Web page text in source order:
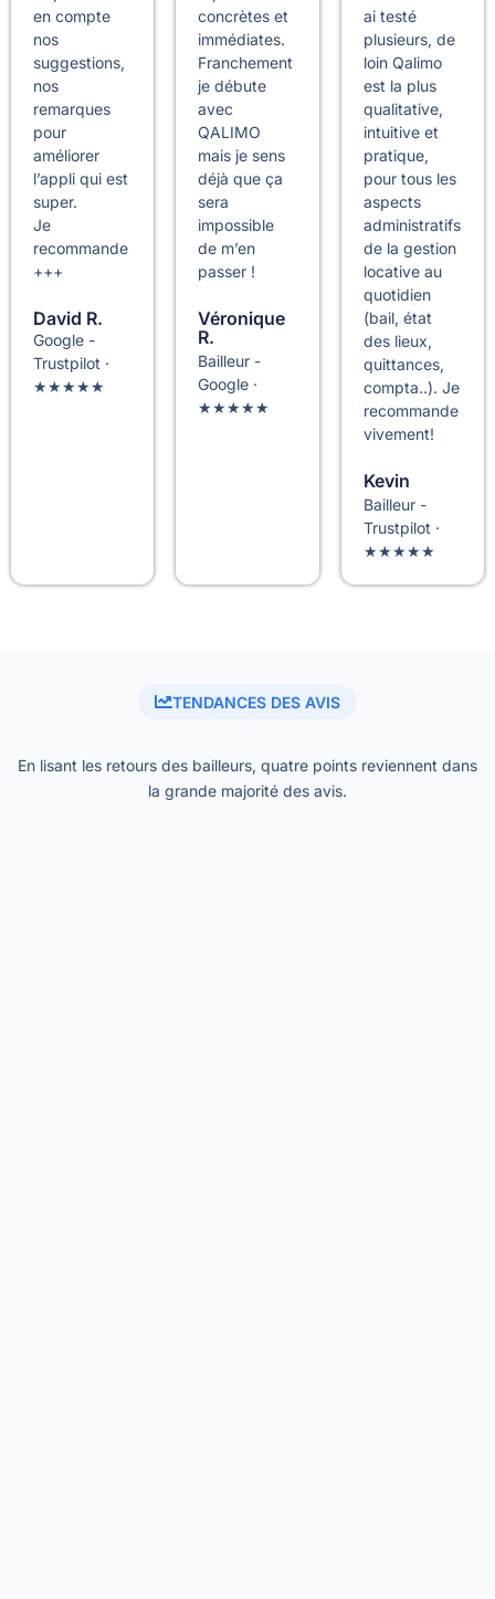
en compte
nos
suggestions,
nos
remarques
pour
améliorer
l’appli qui est
super.
Je
recommande
+++
David R.
Google -
Trustpilot ·
★★★★★
concrètes et
immédiates.
Franchement
je débute
avec
QALIMO
mais je sens
déjà que ça
sera
impossible
de m’en
passer !
Véronique
R.
Bailleur -
Google ·
★★★★★
ai testé
plusieurs, de
loin Qalimo
est la plus
qualitative,
intuitive et
pratique,
pour tous les
aspects
administratifs
de la gestion
locative au
quotidien
(bail, état
des lieux,
quittances,
compta..). Je
recommande
vivement!
Kevin
Bailleur -
Trustpilot ·
★★★★★
TENDANCES DES AVIS
En lisant les retours des bailleurs, quatre points reviennent dans
la grande majorité des avis.